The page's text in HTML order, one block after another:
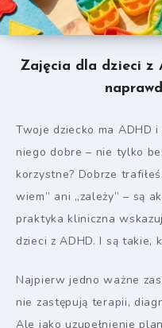
Zajęcia dla dzieci z
Twoje dziecko ma ADHD
niego dobre – nie tylko
korzystne? Dobrze
wiem” ani „zależy” – są
praktyka kliniczna
dzieci z ADHD. I są takie,
Najpierw jedno ważne
nie zastępują terapii,
Ale jako uzupełnienie